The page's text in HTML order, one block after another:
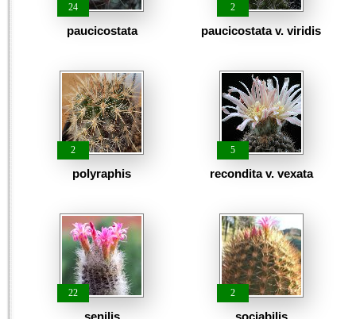
24
paucicostata
2
paucicostata v. viridis
2
polyraphis
5
recondita v. vexata
22
senilis
2
sociabilis